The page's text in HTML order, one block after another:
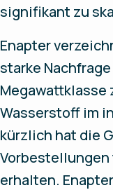
signifikant zu
Enapter
starke
Megawattklasse
Wasserstoff im
kürzlich hat die
Vorbestellungen
erhalten.